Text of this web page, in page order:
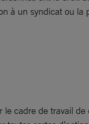
à un syndicat ou
cadre de travail